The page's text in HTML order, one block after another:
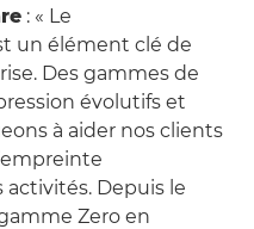
: « Le
un élément clé de
Des gammes de
évolutifs et
à aider nos clients
Depuis le
Zero en